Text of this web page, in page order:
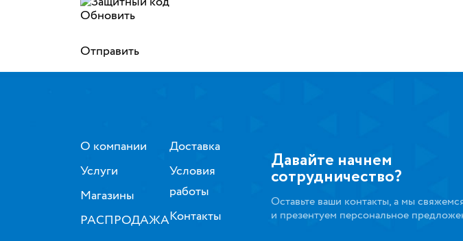
Обновить
Отправить
О компании
Услуги
Магазины
РАСПРОДАЖА
Доставка
Условия
работы
Контакты
Давайте начнем
сотрудничество?
Оставьте ваши контакты, а мы
и презентуем персональное